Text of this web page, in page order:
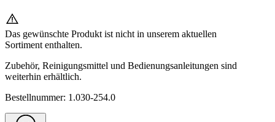
Das gewünschte Produkt ist nicht in unserem aktuellen
Sortiment enthalten.
Zubehör, Reinigungsmittel und Bedienungsanleitungen sind
weiterhin erhältlich.
Bestellnummer: 1.030-254.0